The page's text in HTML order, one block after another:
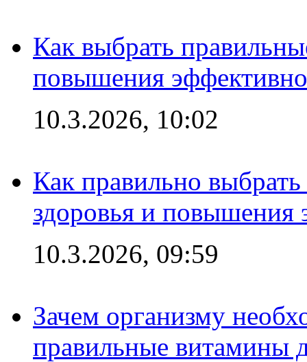
Как выбрать
повышения
10.3.2026, 10:02
Как правильно
здоровья и повышения
10.3.2026, 09:59
Зачем организму
правильные витамины